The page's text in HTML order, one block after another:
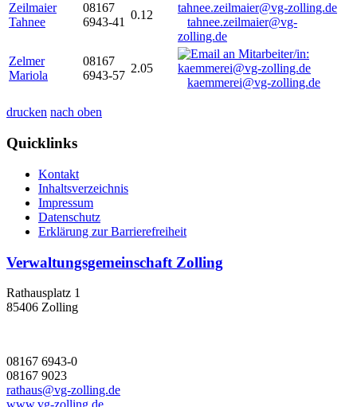
Zeilmaier
Tahnee
08167
6943-41
0.12
tahnee.zeilmaier@vg-
zolling.de
Zelmer
Mariola
08167
6943-57
2.05
kaemmerei@vg-zolling.de
drucken nach oben
Quicklinks
Kontakt
Inhaltsverzeichnis
Impressum
Datenschutz
Erklärung zur Barrierefreiheit
Verwaltungsgemeinschaft Zolling
Rathausplatz 1
85406 Zolling
08167 6943-0
08167 9023
rathaus@vg-zolling.de